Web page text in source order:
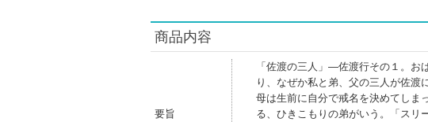
商品内容
要旨
「佐渡の三人」―佐渡行その１。お
り、なぜか私と弟、父の三人が佐
母は生前に自分で戒名を決めてしま
る、ひきこもりの弟がいう。「ス